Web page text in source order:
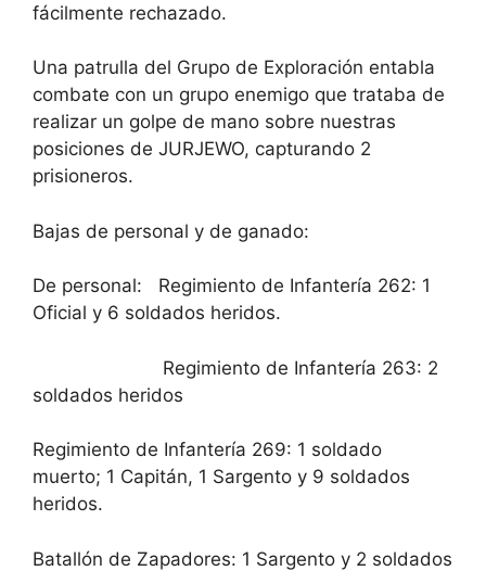
fácilmente rechazado.
Una patrulla del Grupo de Exploración entabla
combate con un grupo enemigo que trataba de
realizar un golpe de mano sobre nuestras
posiciones de JURJEWO, capturando 2
prisioneros.
Bajas de personal y de ganado:
De personal: Regimiento de Infantería 262: 1
Oficial y 6 soldados heridos.
Regimiento de Infantería 263: 2
soldados heridos
Regimiento de Infantería 269: 1 soldado
muerto; 1 Capitán, 1 Sargento y 9 soldados
heridos.
Batallón de Zapadores: 1 Sargento y 2 soldados